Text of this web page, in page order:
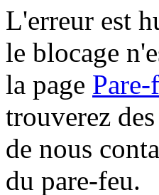
L'erreur est
le blocage
la page
trouverez
de nous
du pare-feu.